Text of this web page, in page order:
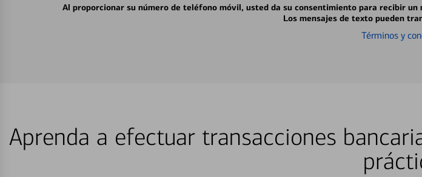
Al proporcionar su número de teléfono móvil, usted da su consentimiento para recibir
Los mensajes de texto pueden
Términos y
Aprenda a efectuar transacciones